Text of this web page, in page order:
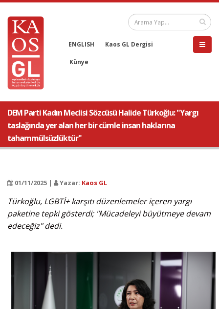
ENGLISH Kaos GL Dergisi
Künye
DEM Parti Kadın Meclisi Sözcüsü Halide Türkoğlu: "Yargı
taslağında yer alan her bir cümle insan haklarına
tahammülsüzlüktür"
01/11/2025 | Yazar: Kaos GL
Türkoğlu, LGBTİ+ karşıtı düzenlemeler içeren yargı
paketine tepki gösterdi; "Mücadeleyi büyütmeye devam
edeceğiz" dedi.